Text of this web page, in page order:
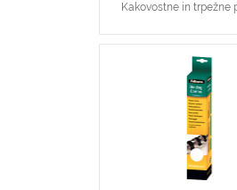
Kakovostne in trpežne
Najpopularnjši,
vsestranski našin vezave
8 mm špirale primerne za
40 stranskih
Primerno za katerikoli
plastične špirale na 21
do 40 listov